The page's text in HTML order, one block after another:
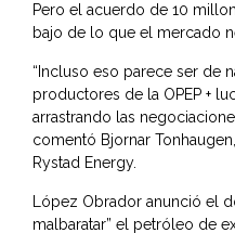
Pero el acuerdo de 10
bajo de lo que el mercado
“Incluso eso parece ser de
productores de la OPEP +
arrastrando las
comentó Bjornar
Rystad Energy.
López Obrador anunció el
malbaratar” el petróleo de